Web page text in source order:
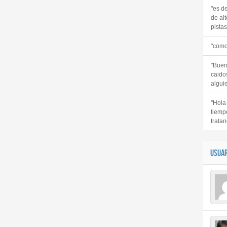
"es
de
"Hola